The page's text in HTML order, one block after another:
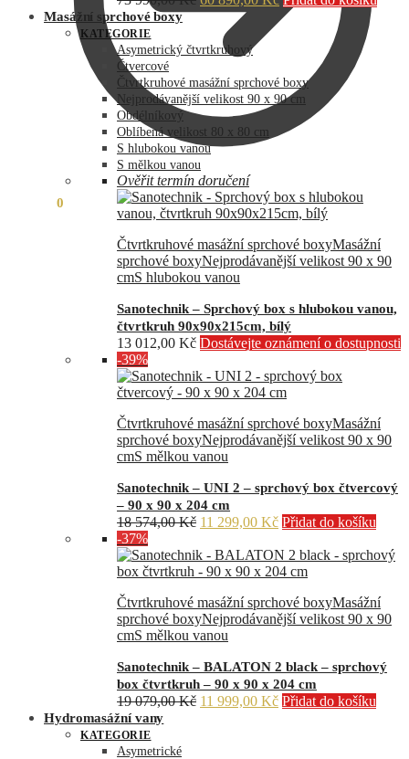
0
cena
byla:
73
cena
890,00 Kč.
Masážní sprchové boxy
KATEGORIE
Asymetrický čtvrtkruhový
Čtvercové
Čtvrtkruhové masážní sprchové boxy
Nejprodávanější velikost 90 x 90 cm
Obdélníkový
Oblíbená velikost 80 x 80 cm
S hlubokou vanou
S mělkou vanou
Ověřit termín doručení
Čtvrtkruhové masážní sprchové boxyMasážní
sprchové boxyNejprodávanější velikost 90 x 90
cmS hlubokou vanou
Sanotechnik – Sprchový box s hlubokou vanou,
čtvrtkruh 90x90x215cm, bílý
13 012,00 Kč Dostávejte oznámení o dostupnosti
-39%
Čtvrtkruhové masážní sprchové boxyMasážní
sprchové boxyNejprodávanější velikost 90 x 90
cmS mělkou vanou
Sanotechnik – UNI 2 – sprchový box čtvercový
– 90 x 90 x 204 cm
18 574,00Kč Původní
byla:
18
11 299,00 KčAktuální
je:
11
Přidat do košíku
-37%
Čtvrtkruhové masážní sprchové boxyMasážní
sprchové boxyNejprodávanější velikost 90 x 90
cmS mělkou vanou
Sanotechnik – BALATON 2 black – sprchový
box čtvrtkruh – 90 x 90 x 204 cm
19 079,00Kč Původní
11 999,00 KčAktuální
Přidat do košíku
Hydromasážní vany
KATEGORIE
Asymetrické